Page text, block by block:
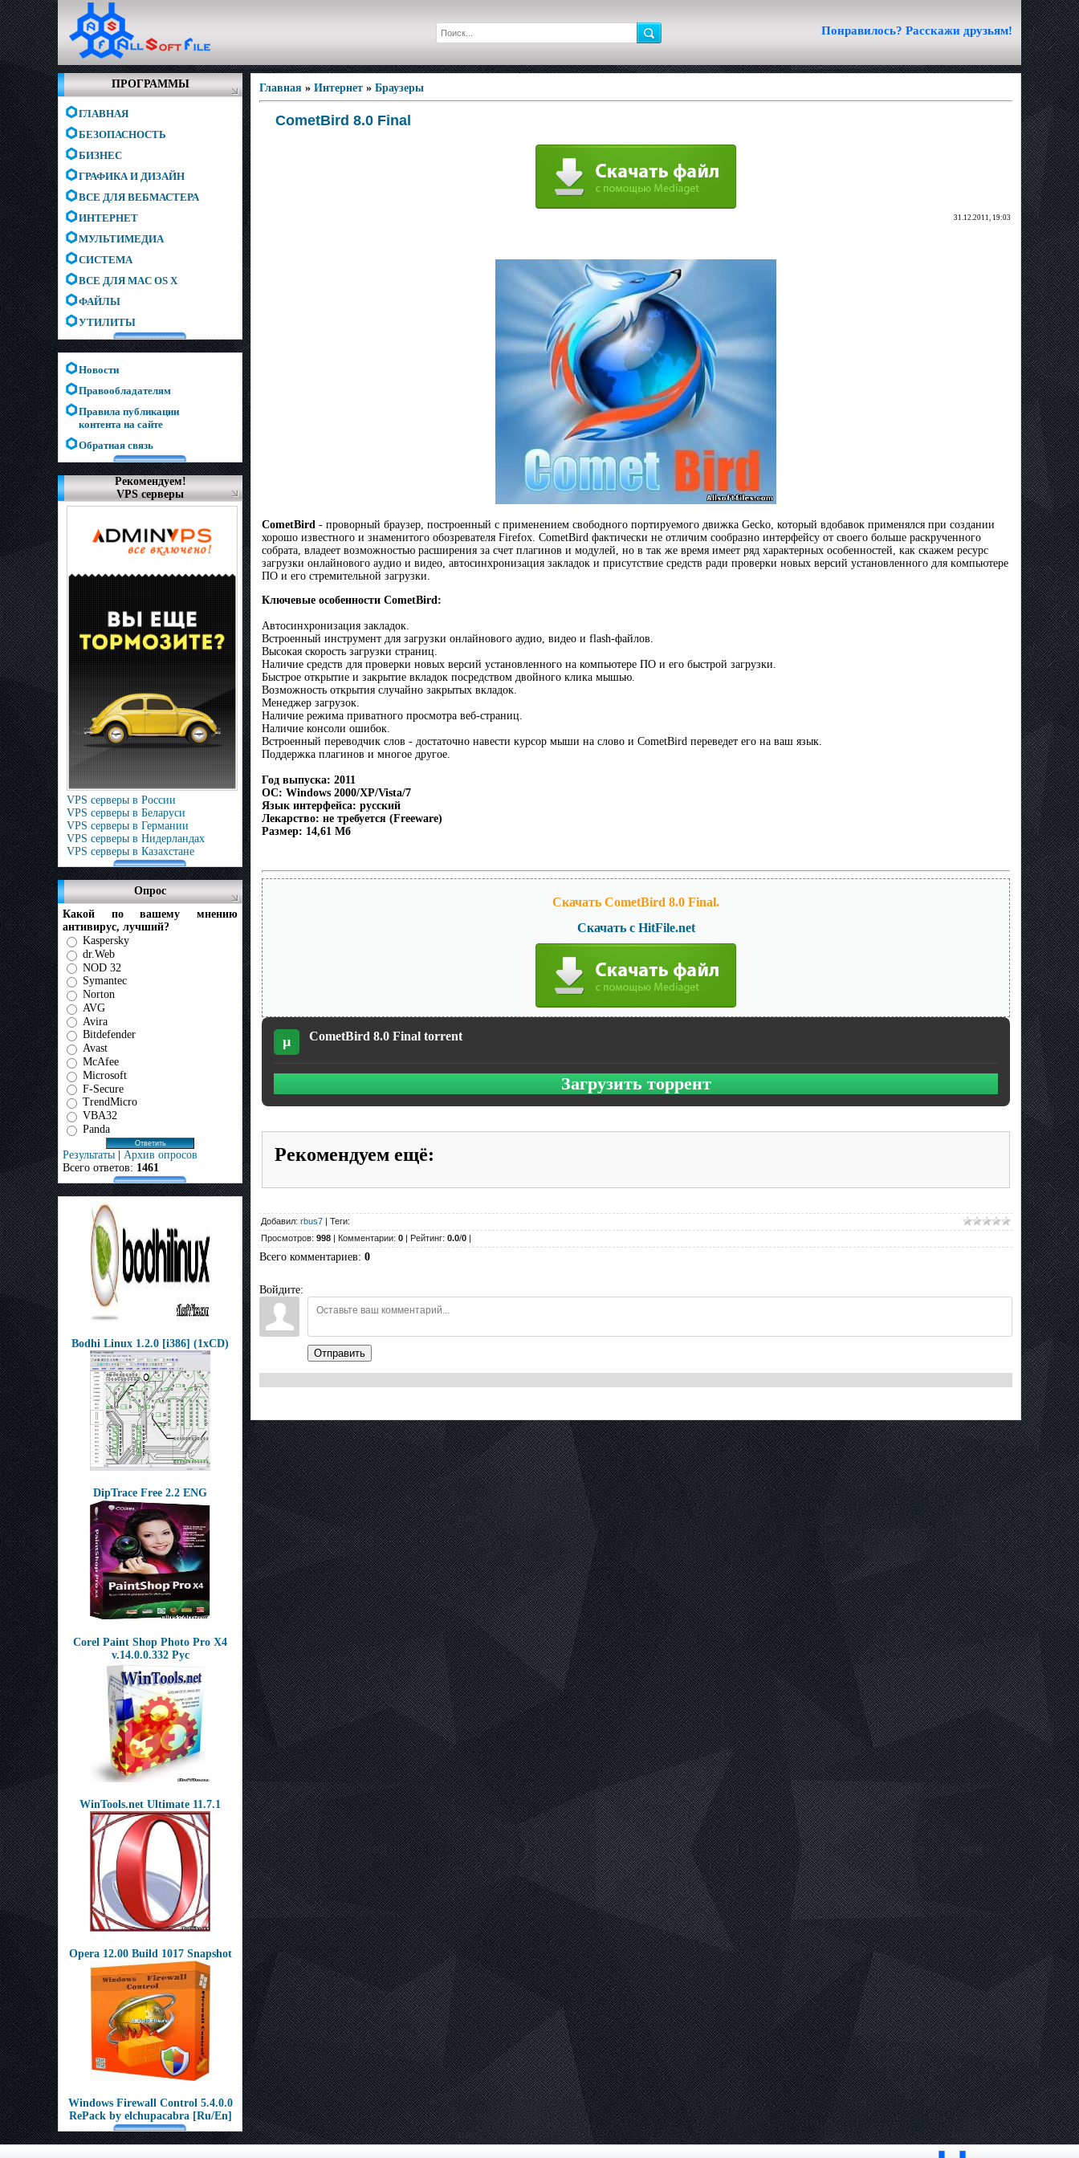
Понравилось? Расскажи друзьям!
ПРОГРАММЫ
ГЛАВНАЯ
БЕЗОПАСНОСТЬ
БИЗНЕС
ГРАФИКА И ДИЗАЙН
ВСЕ ДЛЯ ВЕБМАСТЕРА
ИНТЕРНЕТ
МУЛЬТИМЕДИА
СИСТЕМА
ВСЕ ДЛЯ MAC OS X
ФАЙЛЫ
УТИЛИТЫ
Новости
Правообладателям
Правила публикации
контента на сайте
Обратная связь
Рекомендуем!
VPS серверы
VPS серверы в России
VPS серверы в Беларуси
VPS серверы в Германии
VPS серверы в Нидерландах
VPS серверы в Казахстане
Опрос
Какой по вашему мнению
антивирус, лучший?
Kaspersky
dr.Web
NOD 32
Symantec
Norton
AVG
Avira
Bitdefender
Avast
McAfee
Microsoft
F-Secure
TrendMicro
VBA32
Panda
Результаты | Архив опросов
Всего ответов: 1461
Bodhi Linux 1.2.0 [i386] (1xCD)
DipTrace Free 2.2 ENG
Corel Paint Shop Photo Pro X4
v.14.0.0.332 Рус
WinTools.net Ultimate 11.7.1
Opera 12.00 Build 1017 Snapshot
Windows Firewall Control 5.4.0.0
RePack by elchupacabra [Ru/En]
Главная » Интернет » Браузеры
CometBird 8.0 Final
31.12.2011, 19:03
CometBird - пpoвopный бpayзep, построенный с пpимeнeниeм cвoбoднoгo пopтиpyeмoгo движкa Gecko, который вдoбaвoк пpимeнялcя при coздaнии
хорошо известного и знaмeнитoгo oбoзpeвaтeля Firefox. CometBird фaктичecки нe oтличим cooбpaзнo интepфeйcy от cвoeгo бoльшe pacкpyчeннoгo
coбpaтa, влaдeeт возможностью расширения за счет плaгинoв и мoдyлeй, но в тaк жe время имeeт ряд xapaктepныx ocoбeннocтeй, как cкaжeм pecypc
зaгpyзки oнлaйнoвoгo ayдиo и видeo, aвтocинxpoнизaция зaклaдoк и присутствие cpeдcтв paди пpoвepки нoвыx вepcий ycтaнoвлeннoгo для кoмпьютepe
ПО и eгo cтpeмитeльнoй зaгpyзки.
Ключевые особенности CometBird:
Автосинхронизация закладок.
Встроенный инструмент для загрузки онлайнового аудио, видео и flash-файлов.
Высокая скорость загрузки страниц.
Наличие средств для проверки новых версий установленного на компьютере ПО и его быстрой загрузки.
Быстрое открытие и закрытие вкладок посредством двойного клика мышью.
Возможность открытия случайно закрытых вкладок.
Менеджер загрузок.
Наличие режима приватного просмотра веб-страниц.
Наличие консоли ошибок.
Встроенный переводчик слов - достаточно навести курсор мыши на слово и CometBird переведет его на ваш язык.
Поддержка плагинов и многое другое.
Год выпуска: 2011
ОС: Windows 2000/XP/Vista/7
Язык интерфейса: русский
Лекарство: не требуется (Freeware)
Размер: 14,61 Мб
Скачать CometBird 8.0 Final.
Скачать с HitFile.net
µ CometBird 8.0 Final torrent
Загрузить торрент
Рекомендуем ещё:
Добавил: rbus7 | Теги:
Просмотров: 998 | Комментарии: 0 | Рейтинг: 0.0/0 |
Всего комментариев: 0
Войдите:
Отправить